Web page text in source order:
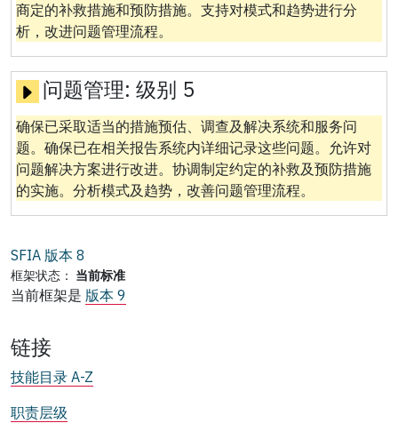
商定的补救措施和预防措施。支持对模式和趋势进行分
析，改进问题管理流程。
问题管理: 级别 5
确保已采取适当的措施预估、调查及解决系统和服务问
题。确保已在相关报告系统内详细记录这些问题。允许对
问题解决方案进行改进。协调制定约定的补救及预防措施
的实施。分析模式及趋势，改善问题管理流程。
SFIA 版本 8
框架状态： 当前标准
当前框架是 版本 9
链接
技能目录 A-Z
职责层级